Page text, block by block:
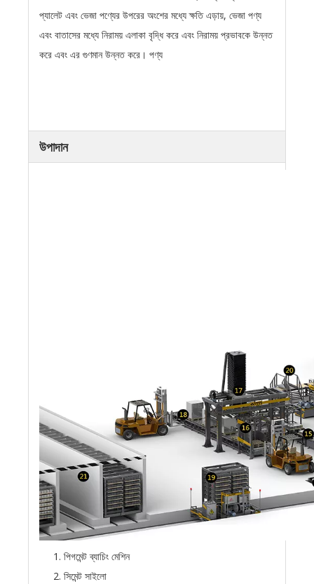
প্যালেট এবং ভেজা পণ্যের উপরের অংশের মধ্যে ক্ষতি এড়ায়, ভেজা পণ্য
এবং বাতাসের মধ্যে নিরাময় এলাকা বৃদ্ধি করে এবং নিরাময় প্রভাবকে উন্নত
করে এবং এর গুণমান উন্নত করে। পণ্য
উপাদান
1. পিগমেন্ট ব্যাচিং মেশিন
2. সিমেন্ট সাইলো